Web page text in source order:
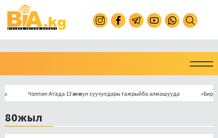
Чолпон-Атада 13 өлкөнүн суучулдары тажрыйба алмашууда «Биримдик
80жыл